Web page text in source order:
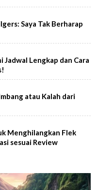
Saya Tak Berharap
Jadwal Lengkap dan Cara
atau Kalah dari
Menghilangkan Flek
sesuai Review